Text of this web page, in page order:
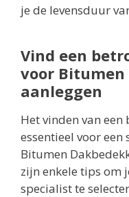
je de levensduur
Vind een
voor
aanleggen
Het vinden van
essentieel voor
Bitumen
zijn enkele tips om
specialist te